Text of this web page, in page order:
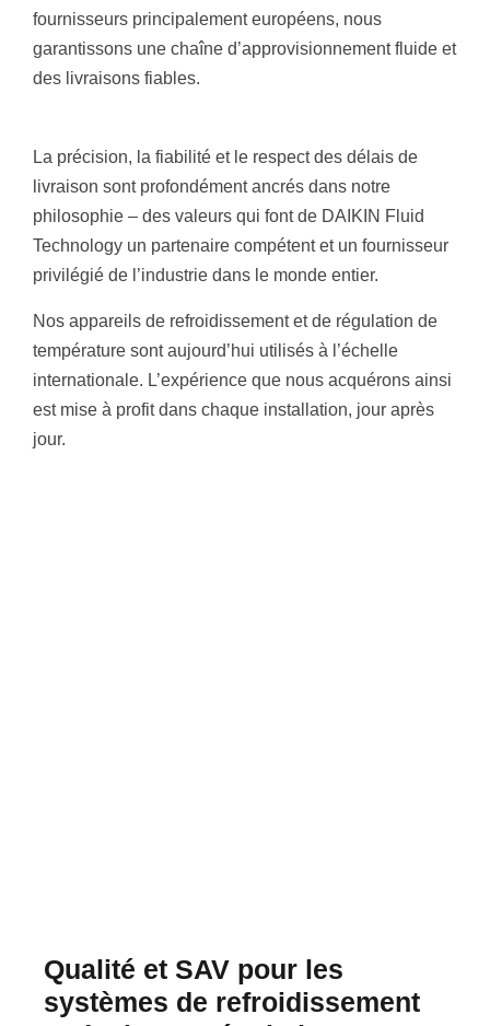
fournisseurs principalement européens, nous
garantissons une chaîne d’approvisionnement fluide et
des livraisons fiables.
La précision, la fiabilité et le respect des délais de
livraison sont profondément ancrés dans notre
philosophie – des valeurs qui font de DAIKIN Fluid
Technology un partenaire compétent et un fournisseur
privilégié de l’industrie dans le monde entier.
Nos appareils de refroidissement et de régulation de
température sont aujourd’hui utilisés à l’échelle
internationale. L’expérience que nous acquérons ainsi
est mise à profit dans chaque installation, jour après
jour.
Qualité et SAV pour les
systèmes de refroidissement